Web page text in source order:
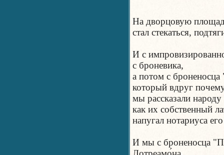
На дворцовую
стал стекаться,
И с
с броневика,
а потом с
который вдруг
мы рассказали
как их собственный
напугал нотариуса
И мы с броненосца